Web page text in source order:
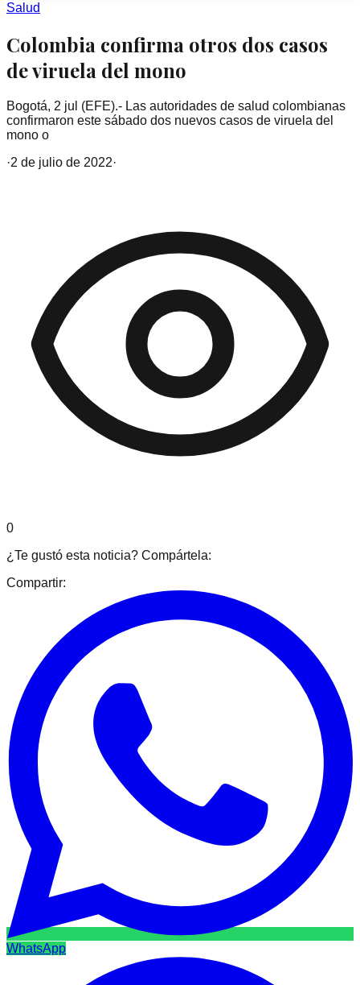
Salud
Colombia confirma otros dos casos
de viruela del mono
Bogotá, 2 jul (EFE).- Las autoridades de salud colombianas
confirmaron este sábado dos nuevos casos de viruela del
mono o
·2 de julio de 2022·
0
¿Te gustó esta noticia? Compártela:
Compartir:
WhatsApp